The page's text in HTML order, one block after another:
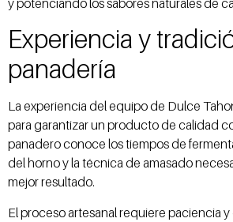
y potenciando los sabores naturales de
Experiencia y
panadería
La experiencia del equipo de Dulce
para garantizar un producto de calidad
panadero conoce los tiempos de
del horno y la técnica de amasado
mejor resultado.
El proceso artesanal requiere paciencia